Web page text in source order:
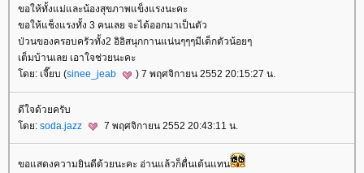
ขอให้ทั้งแม่และน้องสุขภาพแข็งแรงนะคะ
ขอให้แช็งแรงทั้ง 3 คนเลย จะได้ออกมาเป็นตัว
ป่วนของครอบครัวทั้ง2 อิอิสนุกกานแน่นๆๆๆมีเด็กตัวน้อยๆ
เต็มบ้านเลย เอาใจช่วยนะคะ
ดย: เจี๊ยบ (sinee_jeab ) 7 พฤศจิกายน 2552 20:15:27 น.
ดีใจด้วยครับ
ดย: soda.jazz 7 พฤศจิกายน 2552 20:43:11 น.
ขอแสดงความยินดีด้วยนะคะ อ่านแล้วก็ตื่นเต้นแทน